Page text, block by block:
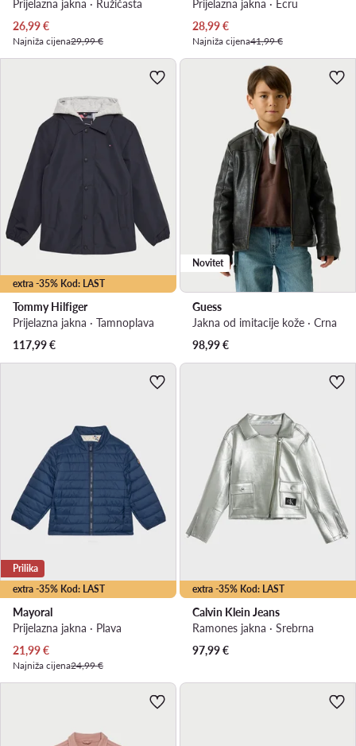
Prijelazna jakna · Ružičasta
Trenutna cijena
26,99€
Najniža cijena29,99 €
Prijelazna jakna · Écru
Trenutna cijena
28,99€
Najniža cijena41,99 €
extra -35% Kod: LAST
Tommy Hilfiger
Prijelazna jakna · Tamnoplava
117,99€
Novitet
Guess
Jakna od imitacije kože · Crna
98,99€
extra -35% Kod: LAST
Prilika
Mayoral
Prijelazna jakna · Plava
Trenutna cijena
21,99€
Najniža cijena24,99 €
extra -35% Kod: LAST
Calvin Klein Jeans
Ramones jakna · Srebrna
97,99€